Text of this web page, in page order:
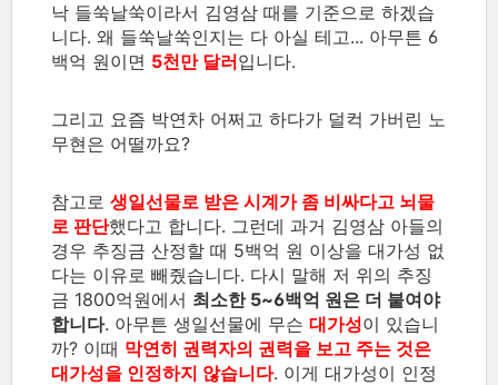
낙 들쑥날쑥이라서 김영삼 때를 기준으로 하겠습
니다. 왜 들쑥날쑥인지는 다 아실 테고... 아무튼 6
백억 원이면 5천만 달러입니다.
그리고 요즘 박연차 어쩌고 하다가 덜컥 가버린 노
무현은 어떨까요?
참고로 생일선물로 받은 시계가 좀 비싸다고 뇌물
로 판단했다고 합니다. 그런데 과거 김영삼 아들의
경우 추징금 산정할 때 5백억 원 이상을 대가성 없
다는 이유로 빼줬습니다. 다시 말해 저 위의 추징
금 1800억원에서 최소한 5~6백억 원은 더 붙여야
합니다. 아무튼 생일선물에 무슨 대가성이 있습니
까? 이때 막연히 권력자의 권력을 보고 주는 것은
대가성을 인정하지 않습니다. 이게 대가성이 인정